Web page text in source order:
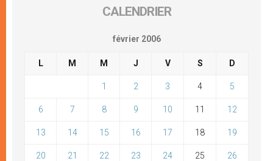
CALENDRIER
février 2006
L M M J V S D
1 2 3 4 5
6 7 8 9 10 11 12
13 14 15 16 17 18 19
20 21 22 23 24 25 26